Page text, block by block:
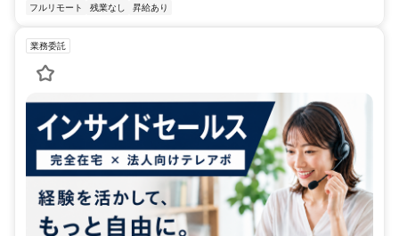
フルリモート 残業なし 昇給あり
業務委託